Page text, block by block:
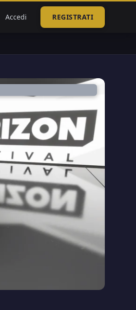
Accedi REGISTRATI